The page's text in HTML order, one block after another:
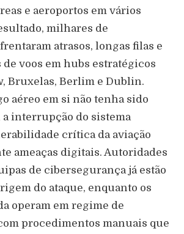
e aeroportos em vários
milhares de
atrasos, longas filas e
voos em hubs estratégicos
Bruxelas, Berlim e Dublin.
aéreo em si não tenha sido
interrupção do sistema
crítica da aviação
ameaças digitais. Autoridades
de cibersegurança já estão
do ataque, enquanto os
operam em regime de
procedimentos manuais que